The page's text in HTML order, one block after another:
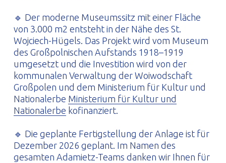
🔹 Der moderne Museumssitz mit einer Fläche
von 3.000 m2 entsteht in der Nähe des St.
Wojciech-Hügels. Das Projekt wird vom Museum
des Großpolnischen Aufstands 1918–1919
umgesetzt und die Investition wird von der
kommunalen Verwaltung der Woiwodschaft
Großpolen und dem Ministerium für Kultur und
Nationalerbe Ministerium für Kultur und
Nationalerbe kofinanziert.
🔹 Die geplante Fertigstellung der Anlage ist für
Dezember 2026 geplant. Im Namen des
gesamten Adamietz-Teams danken wir Ihnen für